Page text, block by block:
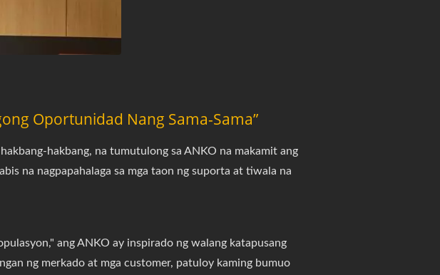
Oportunidad Nang Sama-Sama”
hakbang, na tumutulong sa ANKO na makamit ang
na nagpapahalaga sa mga taon ng suporta at tiwala na
ang ANKO ay inspirado ng walang katapusang
ng merkado at mga customer, patuloy kaming bumuo